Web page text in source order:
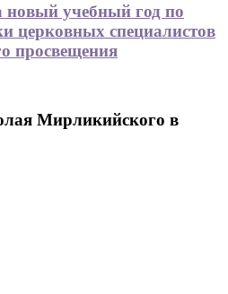
новый учебный год по
церковных специалистов
просвещения
Мирликийского в